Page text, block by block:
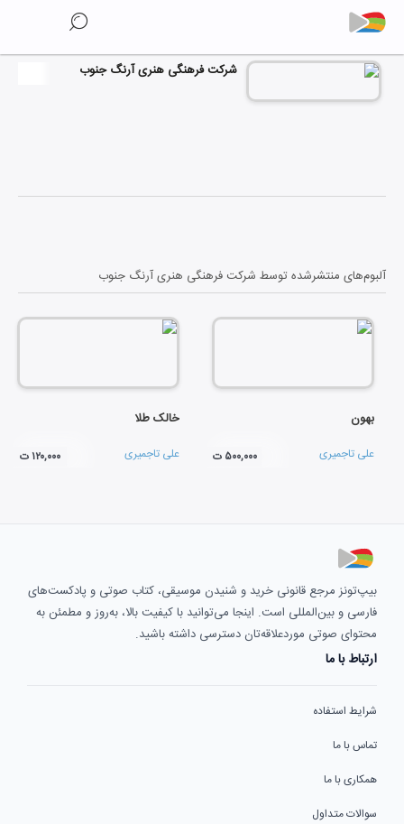
شرکت فرهنگی هنری آرنگ جنوب
آلبوم‌های منتشرشده توسط شرکت فرهنگی هنری آرنگ جنوب
بهون
علی تاجمیری ۵۰۰,۰۰۰ ت
خالک طلا
علی تاجمیری ۱۲۰,۰۰۰ ت
بیپ‌تونز مرجع قانونی خرید و شنیدن موسیقی، کتاب صوتی و پادکست‌های
فارسی و بین‌المللی است. اینجا می‌توانید با کیفیت بالا، به‌روز و مطمئن به
محتوای صوتی موردعلاقه‌تان دسترسی داشته باشید.
ارتباط با ما
شرایط استفاده
تماس با ما
همکاری با ما
سوالات متداول